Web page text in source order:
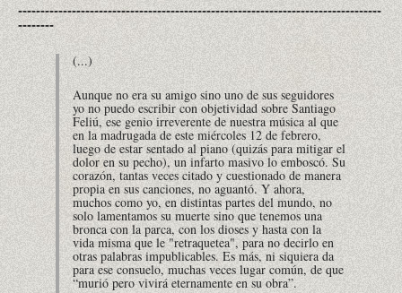
---------------------------------------------------------------------------------
--------
(...)
Aunque no era su amigo sino uno de sus seguidores
yo no puedo escribir con objetividad sobre Santiago
Feliú, ese genio irreverente de nuestra música al que
en la madrugada de este miércoles 12 de febrero,
luego de estar sentado al piano (quizás para mitigar el
dolor en su pecho), un infarto masivo lo emboscó. Su
corazón, tantas veces citado y cuestionado de manera
propia en sus canciones, no aguantó. Y ahora,
muchos como yo, en distintas partes del mundo, no
solo lamentamos su muerte sino que tenemos una
bronca con la parca, con los dioses y hasta con la
vida misma que le "retraquetea", para no decirlo en
otras palabras impublicables. Es más, ni siquiera da
para ese consuelo, muchas veces lugar común, de que
“murió pero vivirá eternamente en su obra”.